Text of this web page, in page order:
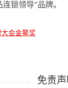
锁领导”品牌。
大会金鳌奖
免责